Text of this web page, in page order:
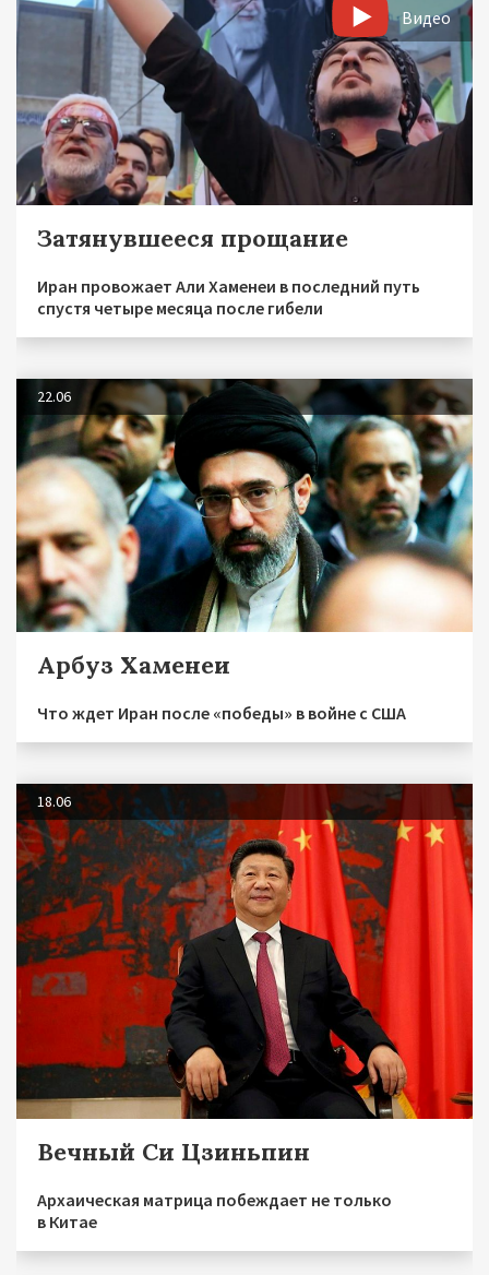
Видео
Затянувшееся прощание
Иран провожает Али Хаменеи в последний путь
спустя четыре месяца после гибели
22.06
Арбуз Хаменеи
Что ждет Иран после «победы» в войне с США
18.06
Вечный Си Цзиньпин
Архаическая матрица побеждает не только
в Китае